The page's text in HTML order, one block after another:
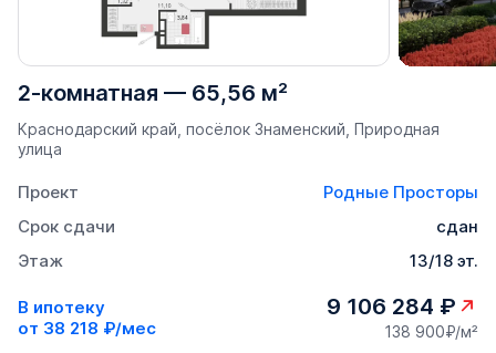
2-комнатная — 65,56 м²
Краснодарский край, посёлок Знаменский, Природная
улица
Проект
Родные Просторы
Срок сдачи
сдан
Этаж
13/18 эт.
В ипотеку
от 38 218 ₽/мес
9 106 284 ₽
138 900₽/м²